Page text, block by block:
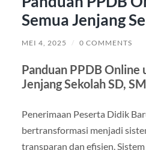
Semua Jenjang
MEI 4, 2025 / 0 COMMENTS
Panduan PPDB Online
Jenjang Sekolah SD,
Penerimaan Peserta Didik
bertransformasi menjadi
transparan dan efisien.